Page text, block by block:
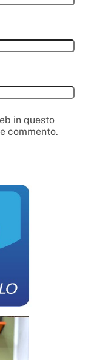
in questo
commento.